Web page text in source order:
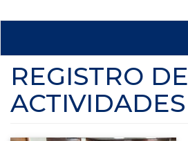
REGISTRO DE
ACTIVIDADES